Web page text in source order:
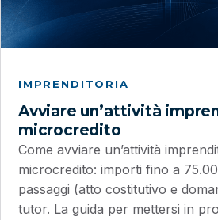
IMPRENDITORIA
Avviare un’attività
microcredito
Come avviare un’attività
microcredito: importi fino a
passaggi (atto costitutivo e
tutor. La guida per mettersi in